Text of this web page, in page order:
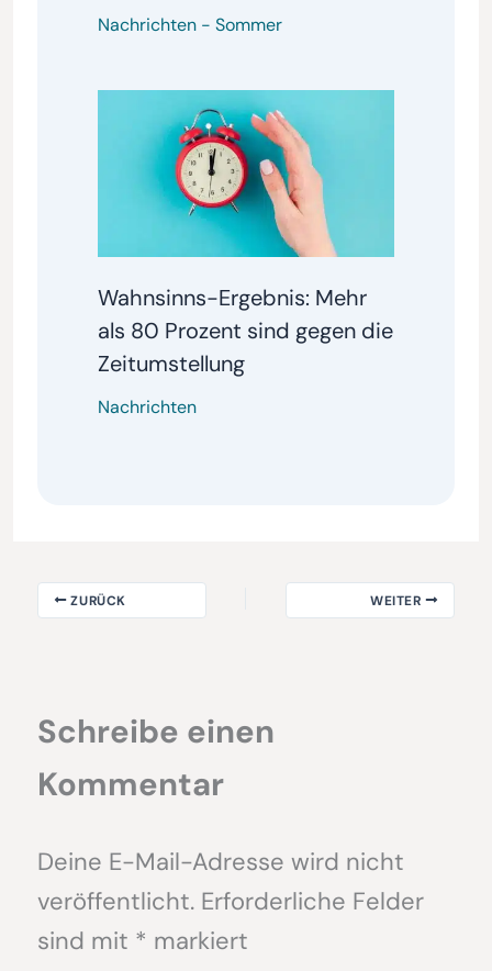
Nachrichten- Sommer
Wahnsinns-Ergebnis: Mehr
als 80 Prozent sind gegen die
Zeitumstellung
Nachrichten
ZURÜCK WEITER
Schreibe einen
Kommentar
Deine E-Mail-Adresse wird nicht
veröffentlicht. Erforderliche Felder
sind mit * markiert